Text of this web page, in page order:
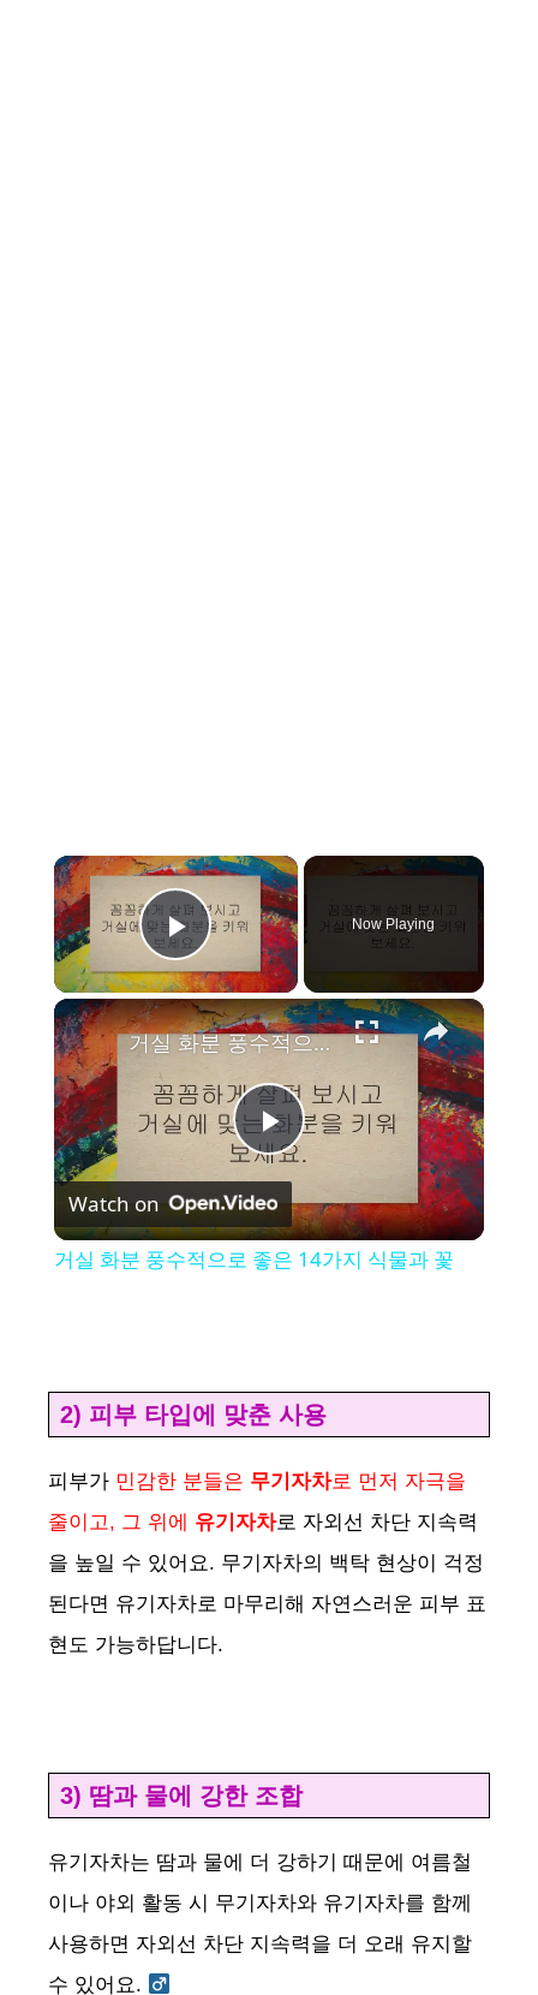
×
Play Video
Now Playing
×
P
l
V
i
d
거실 화분 풍수적으로 좋은 14가지 식물과 꽃
Watch on
거실 화분 풍수적으로 좋은 14가지 식물과 꽃
2) 피부 타입에 맞춘 사용
피부가 민감한 분들은 무기자차로 먼저 자극을
줄이고, 그 위에 유기자차로 자외선 차단 지속력
을 높일 수 있어요. 무기자차의 백탁 현상이 걱정
된다면 유기자차로 마무리해 자연스러운 피부 표
현도 가능하답니다.
3) 땀과 물에 강한 조합
유기자차는 땀과 물에 더 강하기 때문에 여름철
이나 야외 활동 시 무기자차와 유기자차를 함께
사용하면 자외선 차단 지속력을 더 오래 유지할
수 있어요. ‍